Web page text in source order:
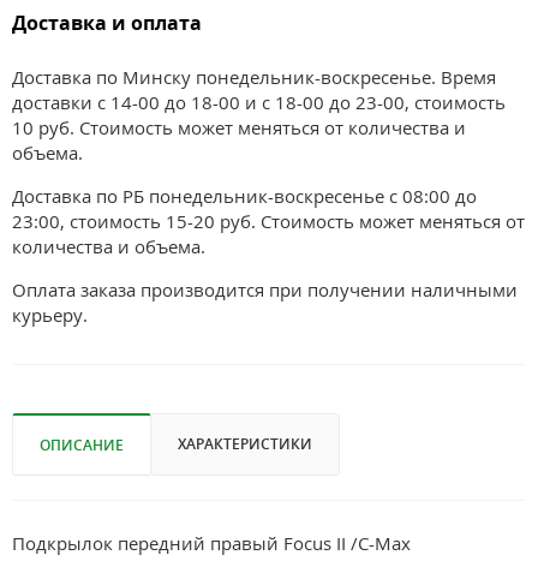
Доставка и оплата
Доставка по Минску понедельник-воскресенье. Время
доставки с 14-00 до 18-00 и с 18-00 до 23-00, стоимость
10 руб. Стоимость может меняться от количества и
объема.
Доставка по РБ понедельник-воскресенье с 08:00 до
23:00, стоимость 15-20 руб. Стоимость может меняться от
количества и объема.
Оплата заказа производится при получении наличными
курьеру.
ОПИСАНИЕ ХАРАКТЕРИСТИКИ
Подкрылок передний правый Focus II /C-Max